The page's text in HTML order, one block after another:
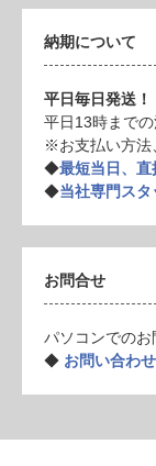
納期について
平日毎日発送！
平日13時まで
※お支払い方法
◆最短当日、
◆当社専門ス
お問合せ
パソコンでのお
◆ お問い合わ